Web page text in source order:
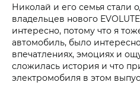
Николай и его семья стали
владельцев нового
интересно, потому что я
автомобиль, было
впечатлениях, эмоциях и
сложилась история и что
электромобиля в этом